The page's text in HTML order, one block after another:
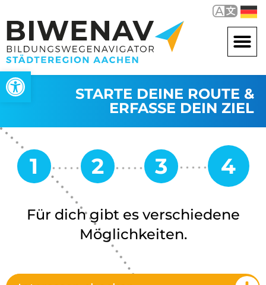
Werkzeugleiste öffnen
STARTE DEINE ROUTE &
ERFASSE DEIN ZIEL
Für dich gibt es verschiedene
Möglichkeiten.